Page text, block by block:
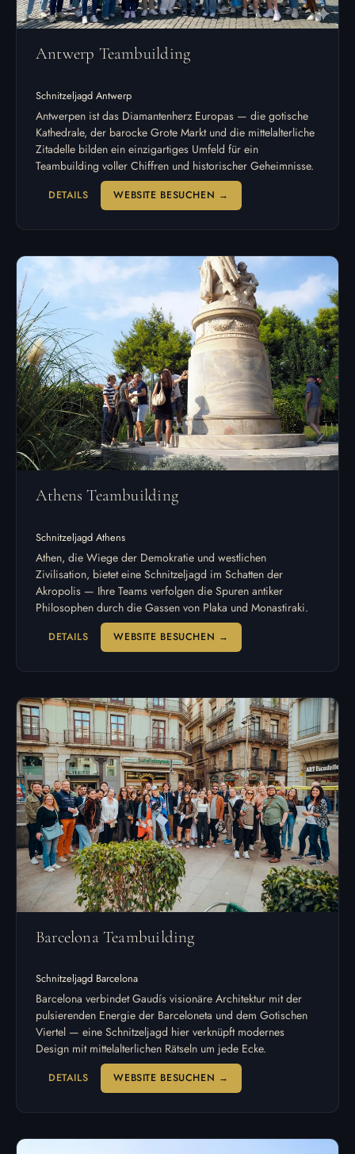
Antwerp Teambuilding
Schnitzeljagd Antwerp
Antwerpen ist das Diamantenherz Europas — die gotische
Kathedrale, der barocke Grote Markt und die mittelalterliche
Zitadelle bilden ein einzigartiges Umfeld für ein
Teambuilding voller Chiffren und historischer Geheimnisse.
DETAILS WEBSITE BESUCHEN →
Athens Teambuilding
Schnitzeljagd Athens
Athen, die Wiege der Demokratie und westlichen
Zivilisation, bietet eine Schnitzeljagd im Schatten der
Akropolis — Ihre Teams verfolgen die Spuren antiker
Philosophen durch die Gassen von Plaka und Monastiraki.
DETAILS WEBSITE BESUCHEN →
Barcelona Teambuilding
Schnitzeljagd Barcelona
Barcelona verbindet Gaudís visionäre Architektur mit der
pulsierenden Energie der Barceloneta und dem Gotischen
Viertel — eine Schnitzeljagd hier verknüpft modernes
Design mit mittelalterlichen Rätseln um jede Ecke.
DETAILS WEBSITE BESUCHEN →